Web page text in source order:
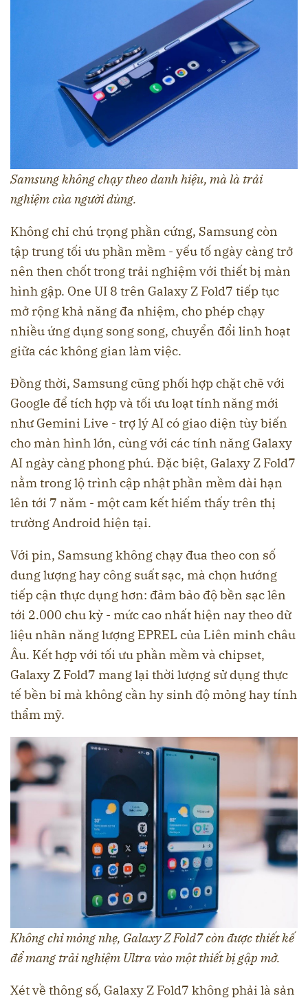
Samsung không chạy theo danh hiệu, mà là trải
nghiệm của người dùng.
Không chỉ chú trọng phần cứng, Samsung còn
tập trung tối ưu phần mềm - yếu tố ngày càng trở
nên then chốt trong trải nghiệm với thiết bị màn
hình gập. One UI 8 trên Galaxy Z Fold7 tiếp tục
mở rộng khả năng đa nhiệm, cho phép chạy
nhiều ứng dụng song song, chuyển đổi linh hoạt
giữa các không gian làm việc.
Đồng thời, Samsung cũng phối hợp chặt chẽ với
Google để tích hợp và tối ưu loạt tính năng mới
như Gemini Live - trợ lý AI có giao diện tùy biến
cho màn hình lớn, cùng với các tính năng Galaxy
AI ngày càng phong phú. Đặc biệt, Galaxy Z Fold7
nằm trong lộ trình cập nhật phần mềm dài hạn
lên tới 7 năm - một cam kết hiếm thấy trên thị
trường Android hiện tại.
Với pin, Samsung không chạy đua theo con số
dung lượng hay công suất sạc, mà chọn hướng
tiếp cận thực dụng hơn: đảm bảo độ bền sạc lên
tới 2.000 chu kỳ - mức cao nhất hiện nay theo dữ
liệu nhãn năng lượng EPREL của Liên minh châu
Âu. Kết hợp với tối ưu phần mềm và chipset,
Galaxy Z Fold7 mang lại thời lượng sử dụng thực
tế bền bỉ mà không cần hy sinh độ mỏng hay tính
thẩm mỹ.
Không chỉ mỏng nhẹ, Galaxy Z Fold7 còn được thiết kế
để mang trải nghiệm Ultra vào một thiết bị gập mở.
Xét về thông số, Galaxy Z Fold7 không phải là sản